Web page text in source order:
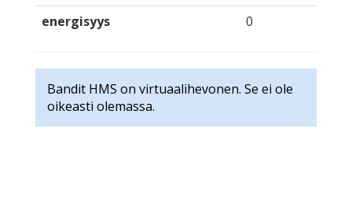
energisyys
0
Bandit HMS on virtuaalihevonen. Se ei ole
oikeasti olemassa.